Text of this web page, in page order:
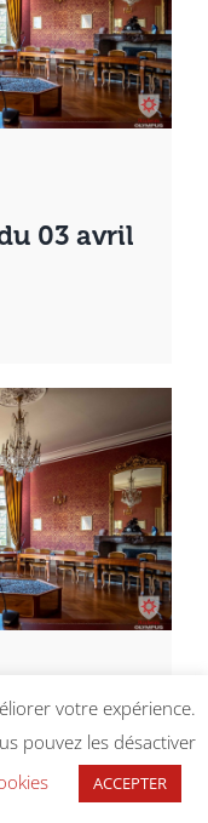
03 avril
27 mars
votre expérience.
pouvez les désactiver
ACCEPTER